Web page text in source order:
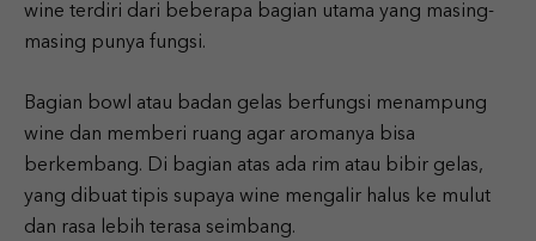
wine terdiri dari beberapa bagian utama yang masing-
masing punya fungsi.
Bagian bowl atau badan gelas berfungsi menampung
wine dan memberi ruang agar aromanya bisa
berkembang. Di bagian atas ada rim atau bibir gelas,
yang dibuat tipis supaya wine mengalir halus ke mulut
dan rasa lebih terasa seimbang.